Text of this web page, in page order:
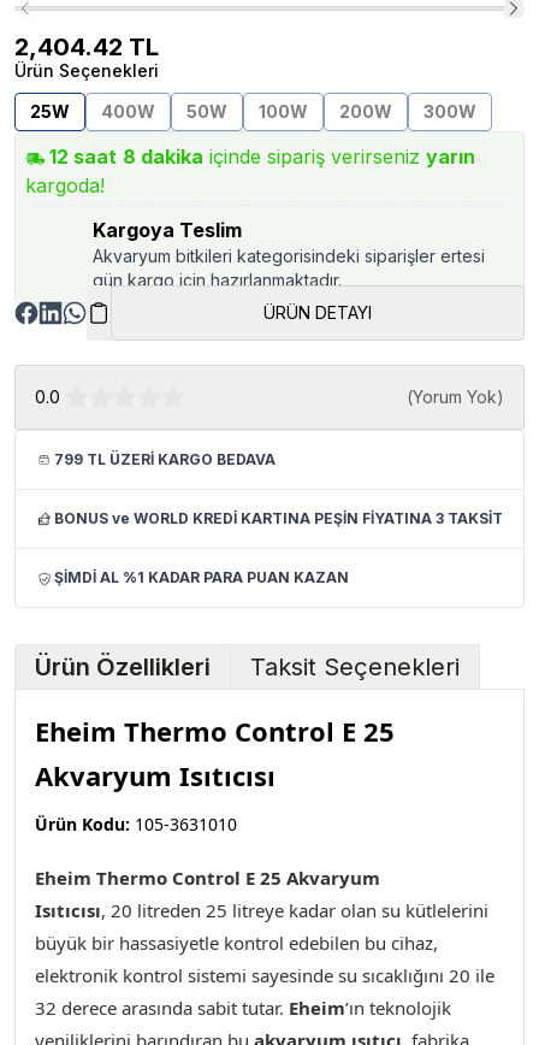
2,404.42 TL
Ürün Seçenekleri
25W
400W 50W 100W 200W 300W
12 saat 8 dakika içinde sipariş verirseniz yarın
kargoda!
Kargoya Teslim
Akvaryum bitkileri kategorisindeki siparişler ertesi
gün kargo için hazırlanmaktadır.
ÜRÜN DETAYI
0.0 (Yorum Yok)
799 TL ÜZERİ KARGO BEDAVA
BONUS ve WORLD KREDİ KARTINA PEŞİN FİYATINA 3 TAKSİT
ŞİMDİ AL %1 KADAR PARA PUAN KAZAN
Ürün Özellikleri Taksit Seçenekleri
Eheim Thermo Control E 25
Akvaryum Isıtıcısı
Ürün Kodu: 105-3631010
Eheim Thermo Control E 25 Akvaryum
Isıtıcısı, 20 litreden 25 litreye kadar olan su kütlelerini
büyük bir hassasiyetle kontrol edebilen bu cihaz,
elektronik kontrol sistemi sayesinde su sıcaklığını 20 ile
32 derece arasında sabit tutar. Eheim’ın teknolojik
yeniliklerini barındıran bu akvaryum ısıtıcı , fabrika